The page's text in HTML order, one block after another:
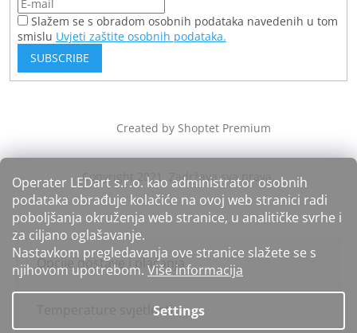
Operater LEDart s.r.o. kao administrator osobnih
podataka obrađuje kolačiće na ovoj web stranici radi
poboljšanja okruženja web stranice, u analitičke svrhe i
za ciljano oglašavanje.
Nastavkom pregledavanja ove stranice slažete se s
njihovom upotrebom. Više informacija
Settings
Slažem se s obradom osobnih podataka navedenih u tom
smislu Uvjeti zaštite osobnih podataka.
SUBSCRIBE
Created by Shoptet Premium
Opcije dostave i plaćanja
Temperature svjetlosti